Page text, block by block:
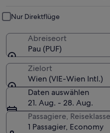
Fenster
geöffnet
Nur Direktflüge
Abreiseort
Pau (PUF)
Zielort
Wien (VIE-Wien Intl.)
Daten auswählen
21. Aug. - 28. Aug.
Passagiere, Reiseklasse
1 Passagier, Economy